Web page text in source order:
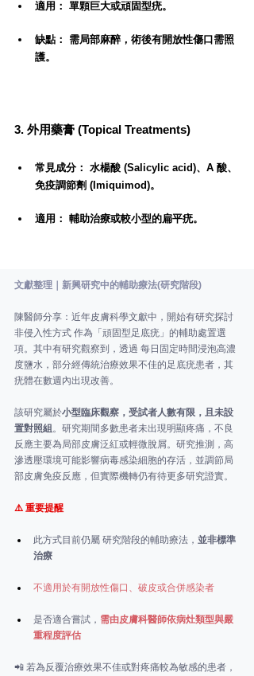
適用： 單顆巨大或頑固型疣。
缺點： 需局部麻醉，術後有開放性傷口需照
護。
3. 外用藥膏 (Topical Treatments)
常見成分： 水楊酸 (Salicylic acid)、A 酸、
免疫調節劑 (Imiquimod)。
適用： 輔助治療或較小型的扁平疣。
文獻整理｜新興研究中的輔助療法(研究階段)
陳醫師分享：近年皮膚科學文獻中，開始有研究探討
非侵入性方式 作為「頑固型足底疣」的輔助處置選
項。其中有研究觀察到，透過 每日固定時間浸泡高濃
度鹽水，部分經傳統治療效果不佳的足底疣患者，其
疣體在數週內出現改善。
該研究屬於小型臨床觀察，受試者人數有限，且未設
置對照組 。研究期間多數患者未出現明顯疼痛，不良
反應主要為局部皮膚泛紅或輕微脫屑。研究推測，高
滲透壓環境可能影響病毒感染細胞的存活，並調節局
部皮膚免疫反應，但實際機轉仍有待更多研究證實。
⚠️ 重要提醒
此方式目前仍屬 研究階段的輔助療法， 並非標準
治療
不適用於有開放性傷口、破皮或合併感染者
是否適合嘗試， 需由皮膚科醫師依病灶類型與嚴
重程度評估
📲 若為反覆治療效果不佳或對疼痛較為敏感的患者，